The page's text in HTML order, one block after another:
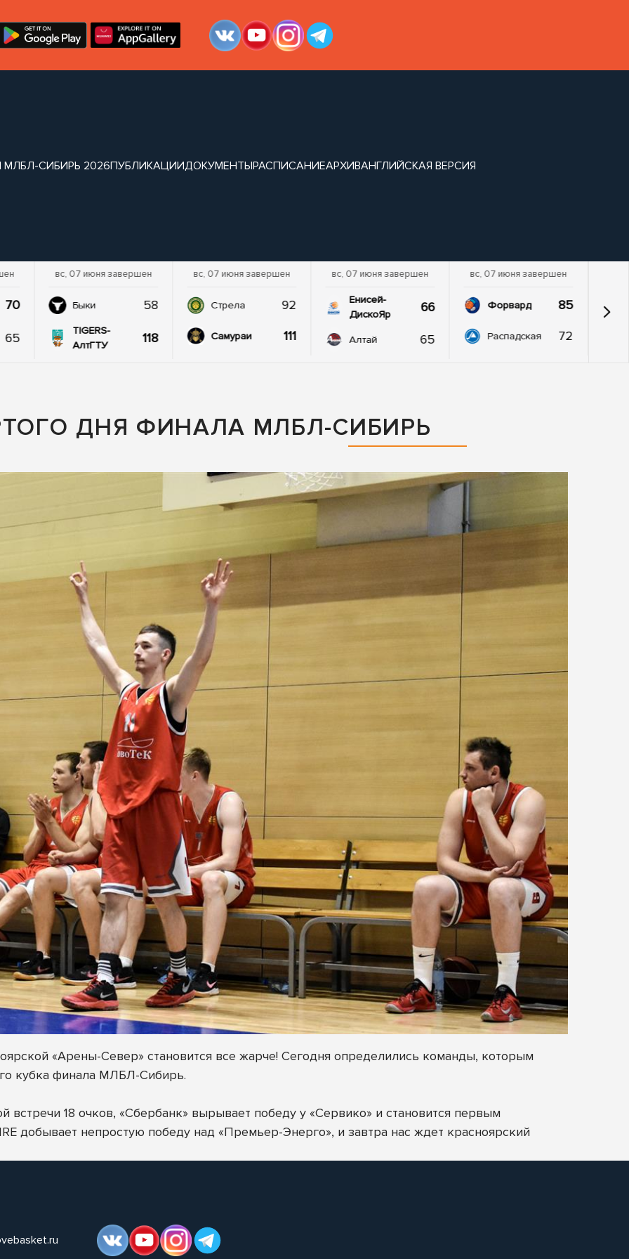
СИБИРЬ 2026ПУБЛИКАЦИИДОКУМЕНТЫРАСПИСАНИЕАРХИВАНГЛИЙСКАЯ ВЕРСИЯ
70
65
вс, 07 июня завершен
Быки 58
TIGERS-
АлтГТУ
118
вс, 07 июня завершен
Стрела 92
Самураи 111
вс, 07 июня завершен
Енисей-
ДискоЯр
66
Алтай 65
вс, 07 июня завершен
Форвард 85
Распадская 72
ДНЯ ФИНАЛА МЛБЛ-СИБИРЬ
«Арены-Север» становится все жарче! Сегодня определились команды, которым
кубка финала МЛБЛ-Сибирь.
18 очков, «Сбербанк» вырывает победу у «Сервико» и становится первым
добывает непростую победу над «Премьер-Энерго», и завтра нас ждет красноярский